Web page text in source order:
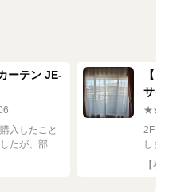
ーテン JE-
入したこと
たが、部屋
【
サイ
2Fリ
しま
し
で
【神